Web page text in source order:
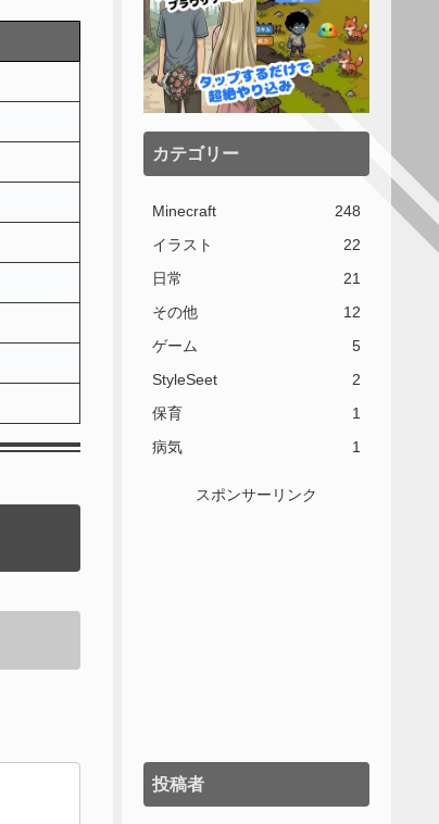
カテゴリー
Minecraft
248
イラスト
22
日常
21
その他
12
ゲーム
5
StyleSeet
2
保育
1
病気
1
スポンサーリンク
投稿者